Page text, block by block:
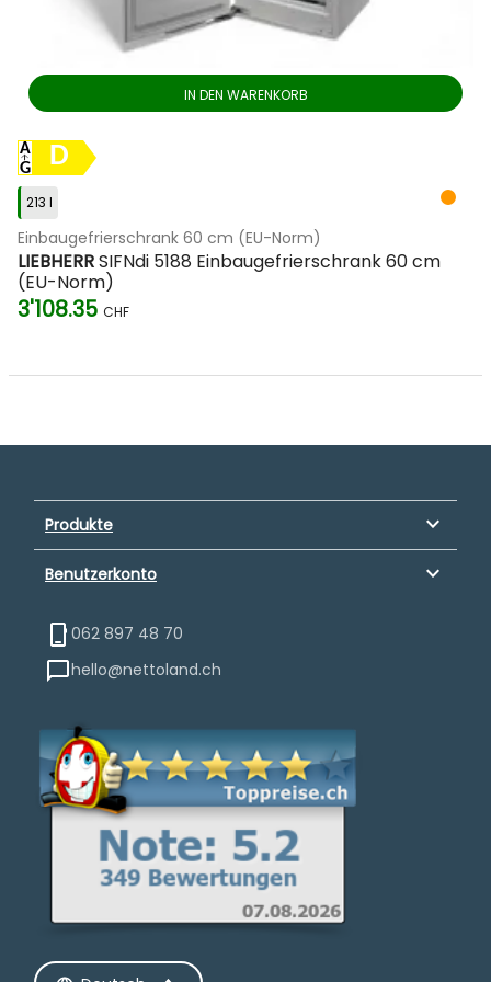
IN DEN WARENKORB
D
213 l
Einbaugefrierschrank 60 cm (EU-Norm)
LIEBHERRSIFNdi 5188 Einbaugefrierschrank 60 cm
(EU-Norm)
3'108.35 CHF
Produkte keyboard_arrow_down
Benutzerkonto keyboard_arrow_down
062 897 48 70
hello@nettoland.ch